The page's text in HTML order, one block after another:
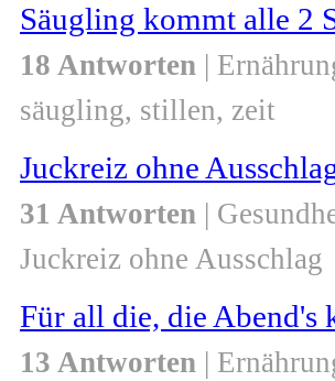
Säugling kommt alle 2
18 Antworten |
säugling, stillen, zeit
Juckreiz ohne
31 Antworten |
Juckreiz ohne Ausschlag
Für all die, die Abend's
13 Antworten |